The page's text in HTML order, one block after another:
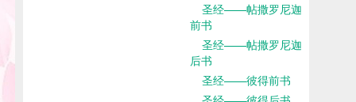
圣经——帖撒罗尼迦
前书
圣经——帖撒罗尼迦
后书
圣经——彼得前书